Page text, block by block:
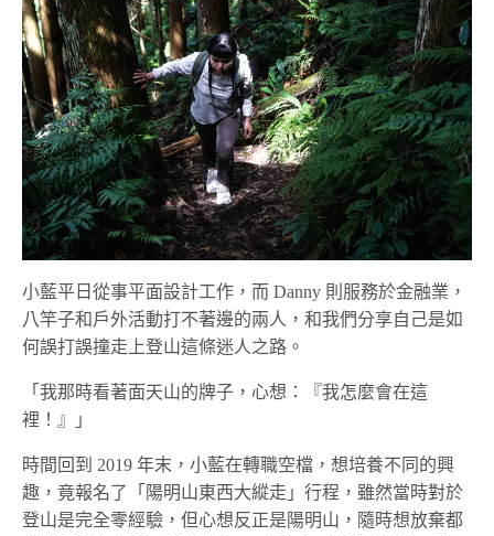
小藍平日從事平面設計工作，而 Danny 則服務於金融業，
八竿子和戶外活動打不著邊的兩人，和我們分享自己是如
何誤打誤撞走上登山這條迷人之路。
「我那時看著面天山的牌子，心想：『我怎麼會在這
裡！』」
時間回到 2019 年末，小藍在轉職空檔，想培養不同的興
趣，竟報名了「陽明山東西大縱走」行程，雖然當時對於
登山是完全零經驗，但心想反正是陽明山，隨時想放棄都